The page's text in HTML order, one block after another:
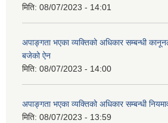
मिति: 08/07/2023 - 14:01
अपाङ्गता भएका व्यक्तिको अधिकार सम्बन्धी
बजेको ऐन
मिति: 08/07/2023 - 14:00
अपाङ्गता भएका व्यक्तिको अधिकार सम्बन्धी
मिति: 08/07/2023 - 13:59